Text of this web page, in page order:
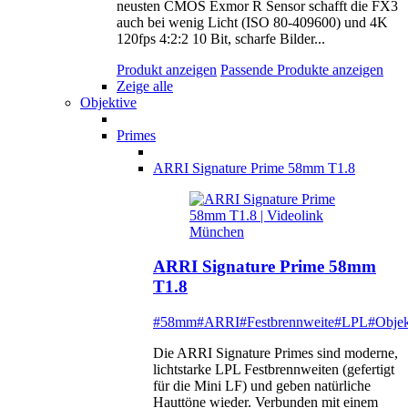
neusten CMOS Exmor R Sensor schafft die FX3
auch bei wenig Licht (ISO 80-409600) und 4K
120fps 4:2:2 10 Bit, scharfe Bilder...
Produkt anzeigen Passende Produkte anzeigen
Zeige alle
Objektive
Primes
ARRI Signature Prime 58mm T1.8
ARRI Signature Prime 58mm
T1.8
#58mm#ARRI#Festbrennweite#LPL
Die ARRI Signature Primes sind moderne,
lichtstarke LPL Festbrennweiten (gefertigt
für die Mini LF) und geben natürliche
Hauttöne wieder. Verbunden mit einem